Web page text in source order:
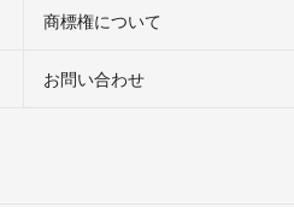
商標権について
お問い合わせ